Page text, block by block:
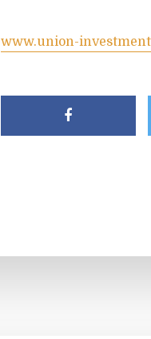
www.union-